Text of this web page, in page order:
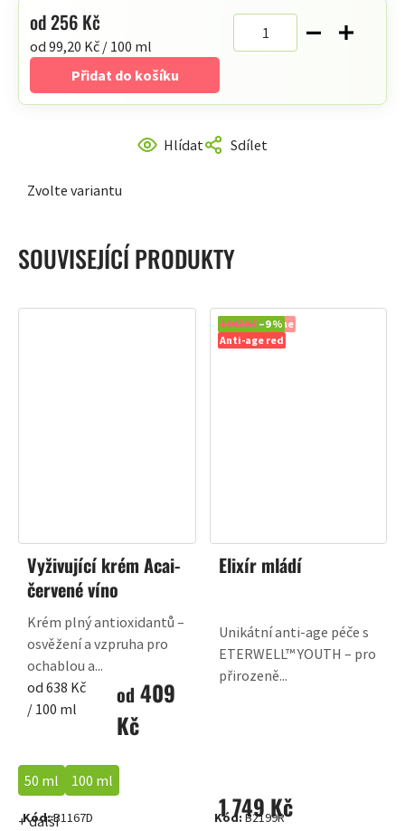
Zvolte variantu
Hlídat Sdílet
od256 Kč
Měrná
cena:
od 99,20 Kč / 100 ml
Přidat do košíku
SOUVISEJÍCÍ PRODUKTY
Vyživující krém Acai-
červené víno
od 409
Kč
Měrná
cena:
od 638 Kč
/ 100 ml
Krém plný antioxidantů –
osvěžení a vzpruha pro
ochablou a...
50 ml 100 ml
+ další
Kód:B1167D
Doporučujeme
Anti-age red
1 943 Kč –9 %
Elixír mládí
1 749 Kč
Unikátní anti-age péče s
ETERWELL™ YOUTH – pro
přirozeně...
Kód:B2199R